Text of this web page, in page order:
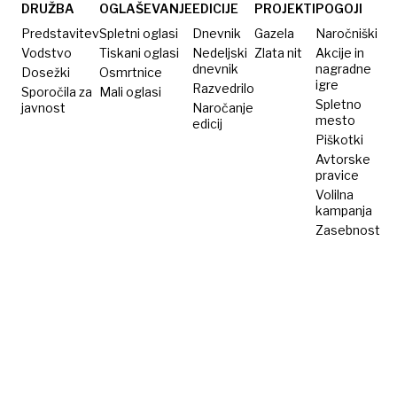
potek
vojne?
vzhodu
zaslužil
največ?
DRUŽBA
Predstavitev
Vodstvo
Dosežki
Sporočila za
javnost
OGLAŠEVANJE
Spletni oglasi
Tiskani oglasi
Osmrtnice
Mali oglasi
EDICIJE
Dnevnik
Nedeljski
dnevnik
Razvedrilo
Naročanje
edicij
PROJEKTI
Gazela
Zlata nit
POGOJI
Naročniški
Akcije in
nagradne
igre
Spletno
mesto
Piškotki
Avtorske
pravice
Volilna
kampanja
Zasebnost